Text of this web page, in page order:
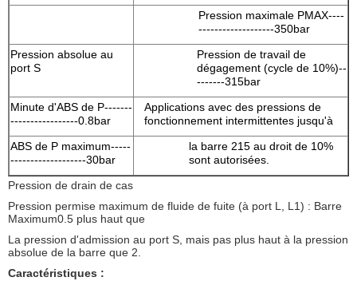
Pression maximale PMAX----
-------------------350bar
Pression absolue au
port S
Pression de travail de
dégagement (cycle de 10%)--
-------315bar
Minute d'ABS de P-------
-----------------0.8bar
Applications avec des pressions de
fonctionnement intermittentes jusqu'à
ABS de P maximum-----
-------------------30bar
la barre 215 au droit de 10%
sont autorisées.
Pression de drain de cas
Pression permise maximum de fluide de fuite (à port L, L1) : Barre
Maximum0.5 plus haut que
La pression d'admission au port S, mais pas plus haut à la pression
absolue de la barre que 2.
Caractéristiques :